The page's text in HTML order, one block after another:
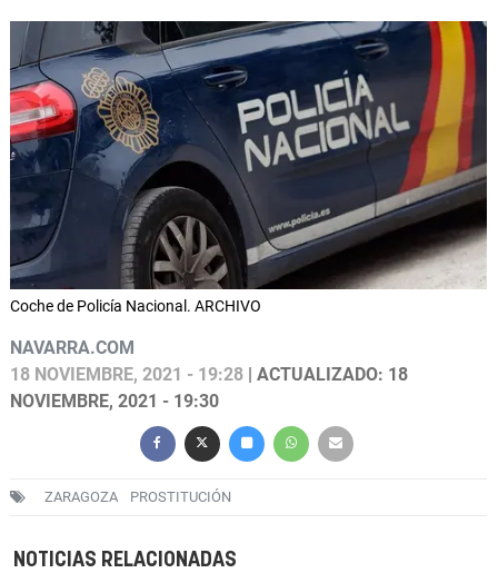
Coche de Policía Nacional. ARCHIVO
NAVARRA.COM
18 NOVIEMBRE, 2021 - 19:28 | ACTUALIZADO: 18
NOVIEMBRE, 2021 - 19:30
ZARAGOZA PROSTITUCIÓN
NOTICIAS RELACIONADAS